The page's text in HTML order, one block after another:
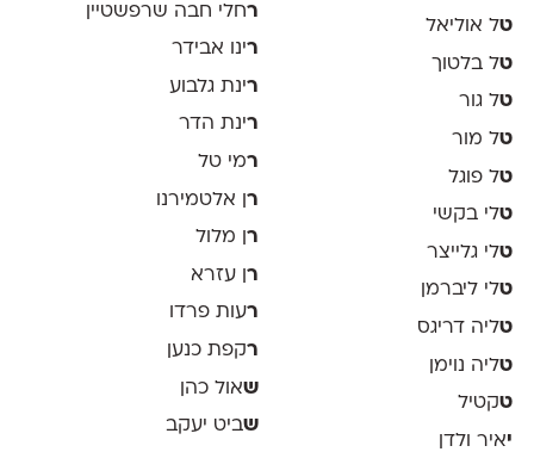
טל אוליאל
טל בלטוך
טל גור
טל מור
טל פוגל
טלי בקשי
טלי גלייצר
טלי ליברמן
טליה דריגס
טליה נוימן
טקטיל
יאיר ולדן
רחלי חבה שרפשטיין
רינו אבידר
רינת גלבוע
רינת הדר
רמי טל
רן אלטמירנו
ר ן מלול
ר ן עזרא
רעות פרדו
רקפת כנען
שאול כהן
שביט יעקב